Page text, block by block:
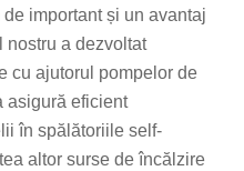
important și un avantaj
nostru a dezvoltat
cu ajutorul pompelor de
asigură eficient
în spălătoriile self-
altor surse de încălzire